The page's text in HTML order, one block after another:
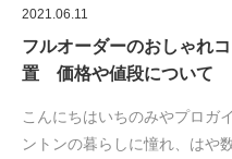
2021.06.11
フルオーダーのおしゃれ
置 価格や値段について
こんにちはいちのみやプロガ
ントンの暮らしに憧れ、はや